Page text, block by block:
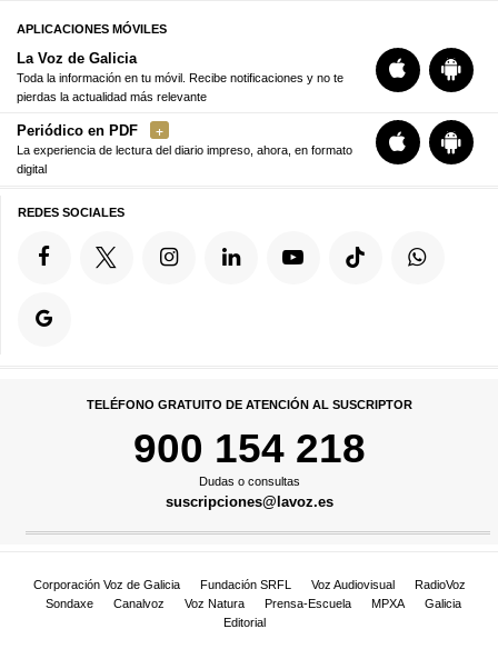
APLICACIONES MÓVILES
La Voz de Galicia
Toda la información en tu móvil. Recibe notificaciones y no te
pierdas la actualidad más relevante
Periódico en PDF
La experiencia de lectura del diario impreso, ahora, en formato
digital
REDES SOCIALES
TELÉFONO GRATUITO DE ATENCIÓN AL SUSCRIPTOR
900 154 218
Dudas o consultas
suscripciones@lavoz.es
Corporación Voz de Galicia Fundación SRFL Voz Audiovisual
RadioVoz
Sondaxe
Canalvoz Voz Natura Prensa-Escuela MPXA
Galicia
Editorial